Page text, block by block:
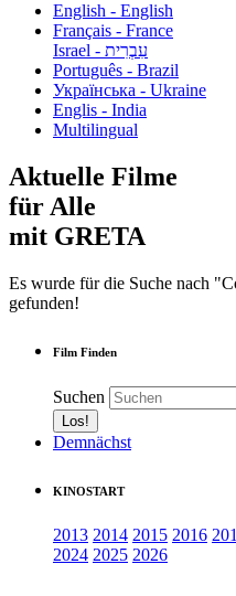
English - English
Français - France
עִבְרִית - Israel
Português - Brazil
Українська - Ukraine
Englis - India
Multilingual
Aktuelle Filme
für Alle
mit GRETA
Es wurde für die Suche nach
gefunden!
Film Finden
Suchen
Demnächst
KINOSTART
2013 2014 2015 2016
2024 2025 2026